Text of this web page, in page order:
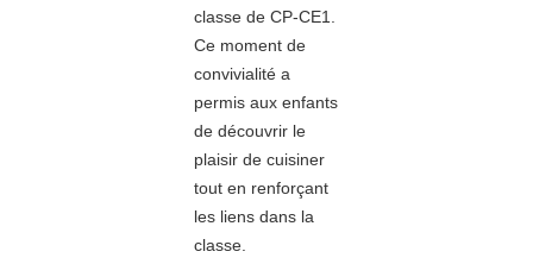
classe de CP-CE1.
Ce moment de
convivialité a
permis aux enfants
de découvrir le
plaisir de cuisiner
tout en renforçant
les liens dans la
classe.